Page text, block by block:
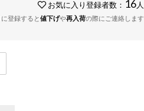
お気に入り登録者数： 16 人
登録すると値下げや再入荷の際にご連絡します